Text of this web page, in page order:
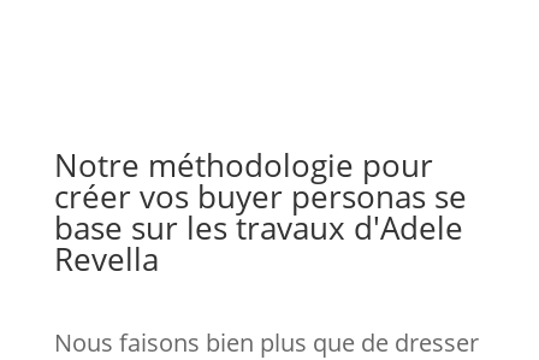
Notre méthodologie pour
créer vos buyer personas se
base sur les travaux d'Adele
Revella
Nous faisons bien plus que de dresser